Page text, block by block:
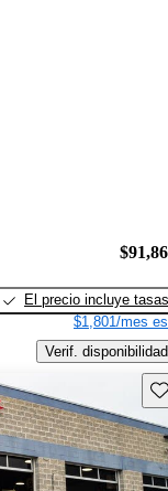
El precio incluye tasas
$1,801/mes
Verif. disponibilidad